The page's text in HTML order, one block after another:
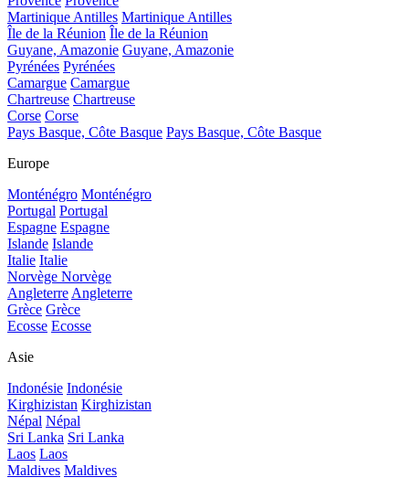
Martinique Antilles Martinique Antilles
Île de la Réunion Île de la Réunion
Guyane, Amazonie Guyane, Amazonie
Pyrénées Pyrénées
Camargue Camargue
Chartreuse Chartreuse
Corse Corse
Pays Basque, Côte Basque Pays Basque, Côte Basque
Europe
Monténégro Monténégro
Portugal Portugal
Espagne Espagne
Islande Islande
Italie Italie
Norvège Norvège
Angleterre Angleterre
Grèce Grèce
Ecosse Ecosse
Asie
Indonésie Indonésie
Kirghizistan Kirghizistan
Népal Népal
Sri Lanka Sri Lanka
Laos Laos
Maldives Maldives